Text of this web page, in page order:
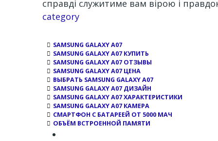
справді служитиме вам вірою і
Channel
category
SAMSUNG GALAXY A07
SAMSUNG GALAXY A07 КУПИТЬ
SAMSUNG GALAXY A07 ОТЗЫВЫ
SAMSUNG GALAXY A07 ЦЕНА
ВЫБРАТЬ SAMSUNG GALAXY A07
SAMSUNG GALAXY A07 ДИЗАЙН
SAMSUNG GALAXY A07 ХАРАКТЕРИСТИКИ
SAMSUNG GALAXY A07 КАМЕРА
СМАРТФОН С БАТАРЕЕЙ ОТ 5000 МАЧ
ОБЪЁМ ВСТРОЕННОЙ ПАМЯТИ